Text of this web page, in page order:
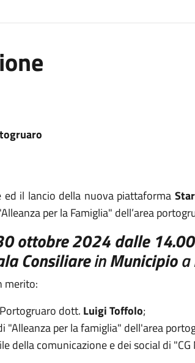
ed il lancio della nuova piattaforma
per la Famiglia" dell’area
ottobre 2024 dalle
ConsiliareinMunicipioa
merito:
dott. Luigi Toffolo;
"Alleanza per la famiglia" dell'area
della comunicazione e dei social di